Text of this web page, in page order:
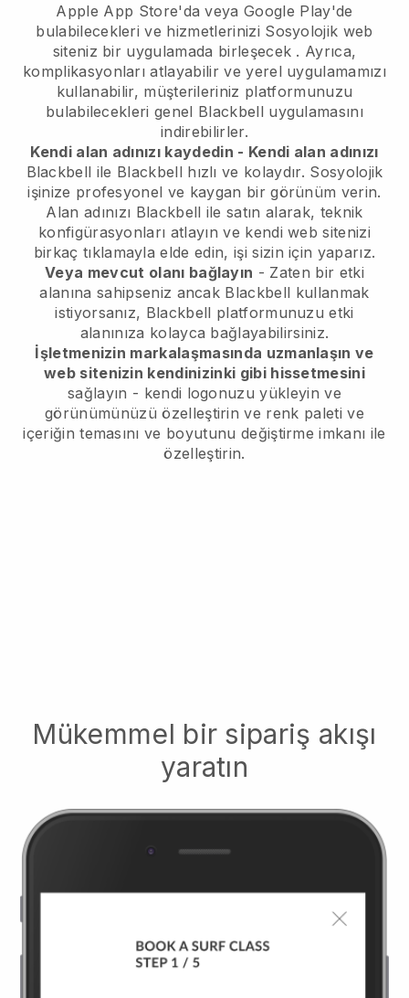
Apple App Store'da veya Google Play'de
bulabilecekleri ve hizmetlerinizi Sosyolojik web
siteniz bir uygulamada birleşecek . Ayrıca,
komplikasyonları atlayabilir ve yerel uygulamamızı
kullanabilir, müşterileriniz platformunuzu
bulabilecekleri genel Blackbell uygulamasını
indirebilirler.
Kendi alan adınızı kaydedin - Kendi alan adınızı
Blackbell ile Blackbell hızlı ve kolaydır. Sosyolojik
işinize profesyonel ve kaygan bir görünüm verin.
Alan adınızı Blackbell ile satın alarak, teknik
konfigürasyonları atlayın ve kendi web sitenizi
birkaç tıklamayla elde edin, işi sizin için yaparız.
Veya mevcut olanı bağlayın - Zaten bir etki
alanına sahipseniz ancak Blackbell kullanmak
istiyorsanız, Blackbell platformunuzu etki
alanınıza kolayca bağlayabilirsiniz.
İşletmenizin markalaşmasında uzmanlaşın ve
web sitenizin kendinizinki gibi hissetmesini
sağlayın - kendi logonuzu yükleyin ve
görünümünüzü özelleştirin ve renk paleti ve
içeriğin temasını ve boyutunu değiştirme imkanı ile
özelleştirin.
Mükemmel bir sipariş akışı
yaratın